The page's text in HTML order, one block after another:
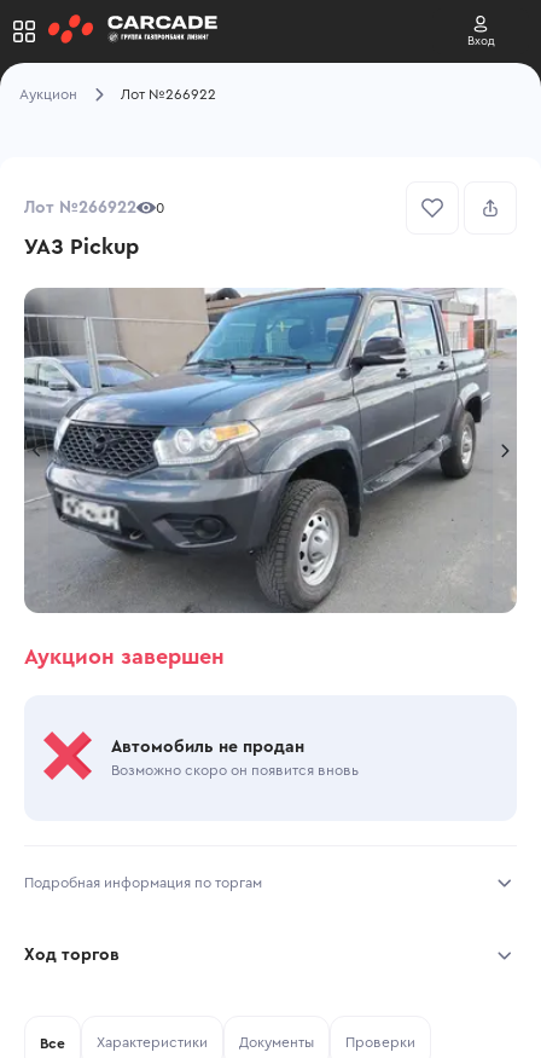
Вход
Аукцион Лот №266922
Лот №266922 0
УАЗ Pickup
Аукцион завершен
Автомобиль не продан
Возможно скоро он появится вновь
Подробная информация по торгам
Тип аукциона: Открытые торги
Ход торгов
Все Характеристики Документы Проверки